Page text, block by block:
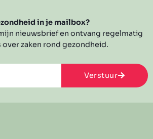
in je mailbox?
nieuwsbrief en ontvang regelmatig
over zaken rond gezondheid.
Verstuur